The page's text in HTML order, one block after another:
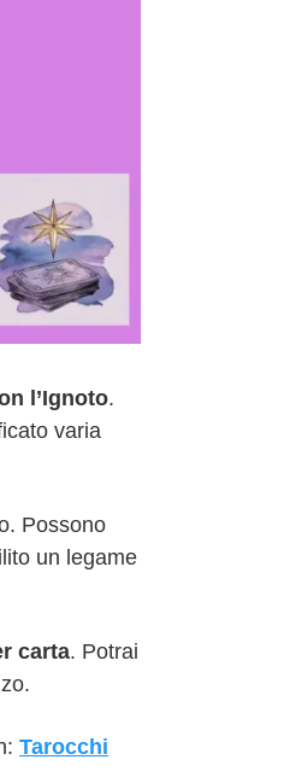
l’Ignoto.
varia
Possono
un legame
carta. Potrai
Tarocchi